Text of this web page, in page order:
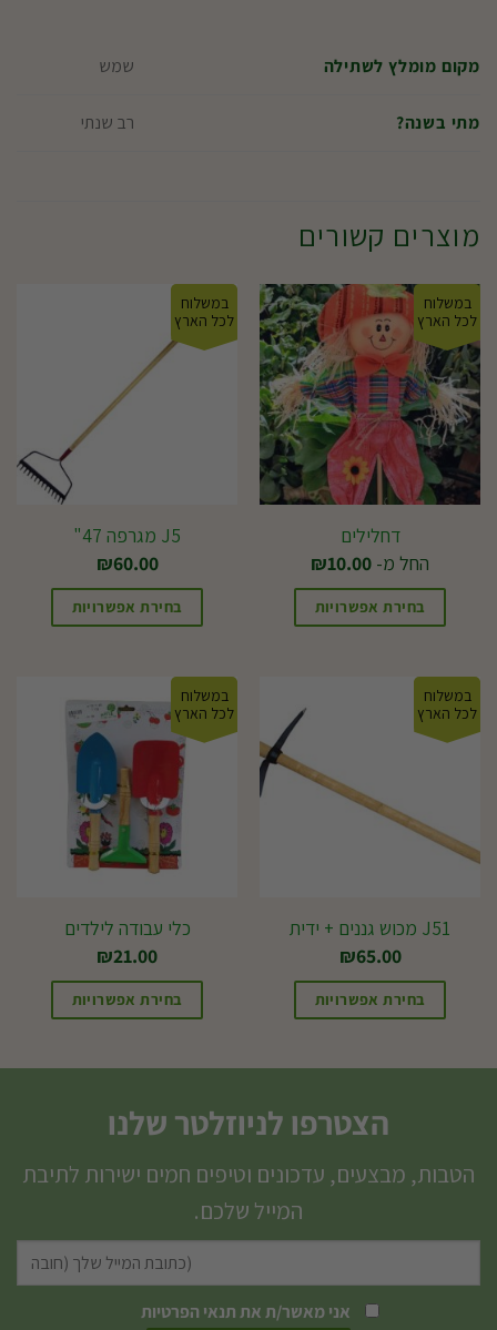
מקום מומלץ לשתילה שמש
מתי בשנה? רב שנתי
מוצרים קשורים
במשלוח
לכל הארץ
דחלילים
החל מ-
₪10.00
בחירת אפשרויות
ניתן
בעמוד
המוצר
במשלוח
לכל הארץ
J5 מגרפה 47"
₪60.00
בחירת אפשרויות
במשלוח
לכל הארץ
J51 מכוש גננים + ידית
₪65.00
בחירת אפשרויות
במשלוח
לכל הארץ
כלי עבודה לילדים
₪21.00
בחירת אפשרויות
הצטרפו לניוזלטר שלנו
הטבות, מבצעים, עדכונים וטיפים חמים ישירות לתיבת
המייל שלכם.
אני מאשר/ת אתתנאי הפרטיות